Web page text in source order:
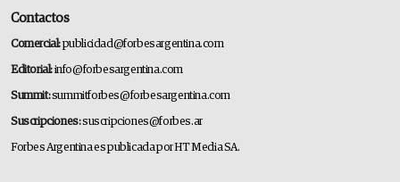
Contactos
Comercial:publicidad@forbesargentina.com
Editorial:info@forbesargentina.com
Summit:summitforbes@forbesargentina.com
Suscripciones:suscripciones@forbes.ar
Forbes Argentina es publicada por HT Media SA.